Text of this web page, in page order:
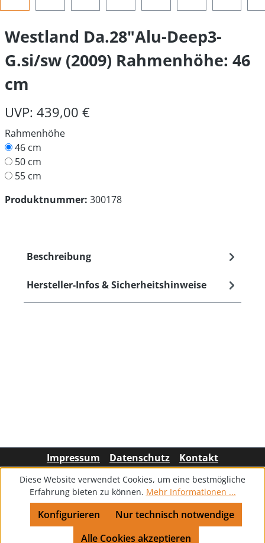
Westland Da.28"Alu-Deep3-
G.si/sw (2009) Rahmenhöhe: 46
cm
UVP: 439,00 €
Rahmenhöhe
46 cm
50 cm
55 cm
Produktnummer: 300178
Beschreibung
Hersteller-Infos & Sicherheitshinweise
Impressum Datenschutz Kontakt
Diese Website verwendet Cookies, um eine bestmögliche
Erfahrung bieten zu können. Mehr Informationen ...
Nur technisch notwendige
Konfigurieren
Alle Cookies akzeptieren